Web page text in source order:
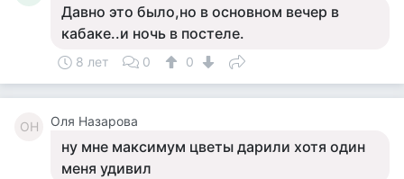
Давно это было,но в основном вечер в
кабаке..и ночь в постеле.
8 лет 0 0
ОН Оля Назарова
ну мне максимум цветы дарили хотя один
меня удивил